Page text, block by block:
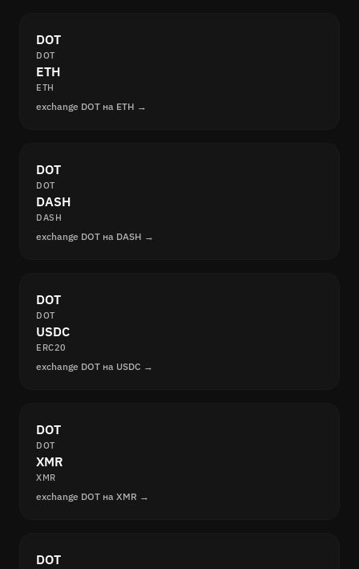
DOT
DOT
ETH
ETH
exchange DOT на ETH →
DOT
DOT
DASH
DASH
exchange DOT на DASH →
DOT
DOT
USDC
ERC20
exchange DOT на USDC →
DOT
DOT
XMR
XMR
exchange DOT на XMR →
DOT